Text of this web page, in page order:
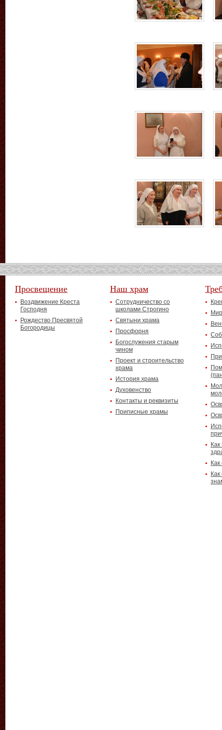
Просвещение
Воздвижение Креста
Господня
Рождество Пресвятой
Богородицы
Наш храм
Сотрудничество со
школами Строгино
Святыни храма
Просфорня
Богослужения старым
чином
Проект и строительство
храма
История храма
Духовенство
Контакты и реквизиты
Приписные храмы
Как